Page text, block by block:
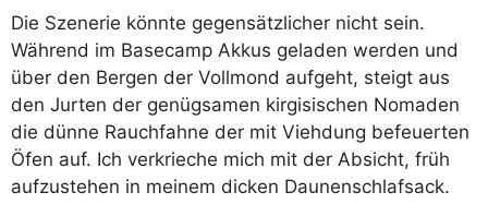
Die Szenerie könnte gegensätzlicher nicht sein.
Während im Basecamp Akkus geladen werden und
über den Bergen der Vollmond aufgeht, steigt aus
den Jurten der genügsamen kirgisischen Nomaden
die dünne Rauchfahne der mit Viehdung befeuerten
Öfen auf. Ich verkrieche mich mit der Absicht, früh
aufzustehen in meinem dicken Daunenschlafsack.